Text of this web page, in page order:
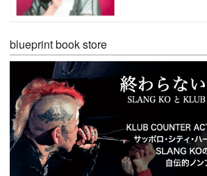
blueprint book store